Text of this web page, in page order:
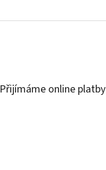
Přijímáme online platby